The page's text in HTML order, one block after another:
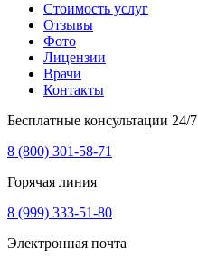
Стоимость услуг
Отзывы
Фото
Лицензии
Врачи
Контакты
Бесплатные консультации 24/7
8 (800) 301-58-71
Горячая линия
8 (999) 333-51-80
Электронная почта